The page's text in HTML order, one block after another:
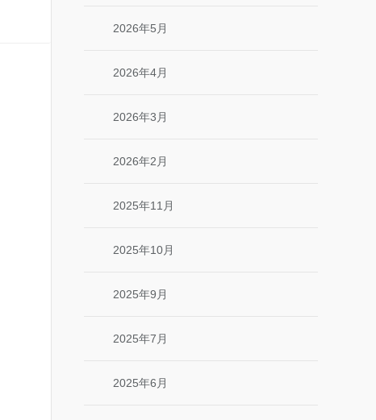
2026年5月
2026年4月
2026年3月
2026年2月
2025年11月
2025年10月
2025年9月
2025年7月
2025年6月